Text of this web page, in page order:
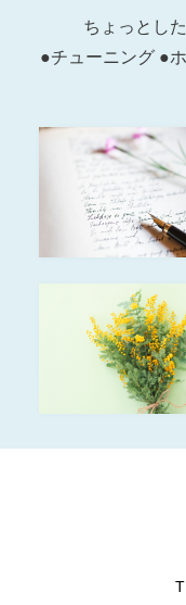
ちょっとし
●チューニング ●